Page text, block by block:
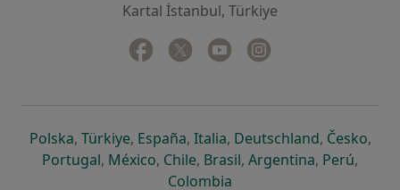
Kartal İstanbul, Türkiye
Facebook
yeni bir sekmede açılır
Twitter
yeni bir sekmede açılır
Youtube
yeni bir sekmede açılır
Polskayeni bir sekmede açılır
, Türkiyeyeni bir sekmede açılır
, Españayeni bir sekmede açılır
, Italiayeni bir sekmede açılır
, Deutschlandyeni bir
, Českoyeni
,
Portugalyeni bir sekmede açılır
, Méxicoyeni bir sekmede açılır
, Chileyeni bir sekmede açılır
, Brasilyeni bir sekmede açılır
, Argentinayeni bir
, Perúyeni
,
Colombia